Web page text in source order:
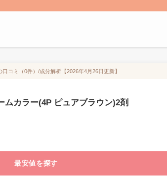
コミ（0件）/成分解析【2026年4月26日更新】
カラー(4P ピュアブラウン)2剤
最安値を探す